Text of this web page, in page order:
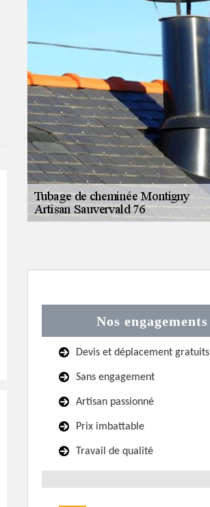
Nos engagements
Devis et déplacement gratuits
Sans engagement
Artisan passionné
Prix imbattable
Travail de qualité